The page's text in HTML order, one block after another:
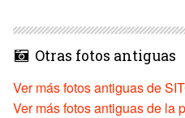
Otras fotos antiguas
Ver más fotos antiguas de
Ver más fotos antiguas de la